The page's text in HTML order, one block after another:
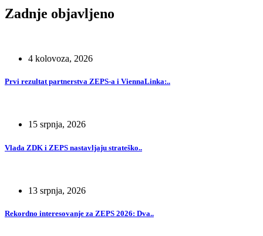
Zadnje objavljeno
4 kolovoza, 2026
Prvi rezultat partnerstva ZEPS-a i ViennaLinka:..
15 srpnja, 2026
Vlada ZDK i ZEPS nastavljaju strateško..
13 srpnja, 2026
Rekordno interesovanje za ZEPS 2026: Dva..